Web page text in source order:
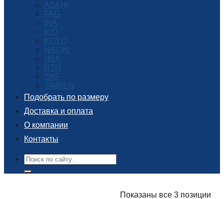
ASAHI
FAG
INA
IKO
KOYO
NACHI
NSK
NTN
SKF
TIMKEN
Подобрать по размеру
Доставка и оплата
О компании
Контакты
Поиск:
Показаны все 3 позиции